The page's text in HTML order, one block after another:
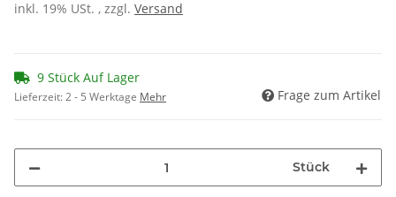
inkl. 19% USt. , zzgl. Versand
9 Stück Auf Lager
Lieferzeit:2 - 5 Werktage Mehr Frage zum Artikel
Stück